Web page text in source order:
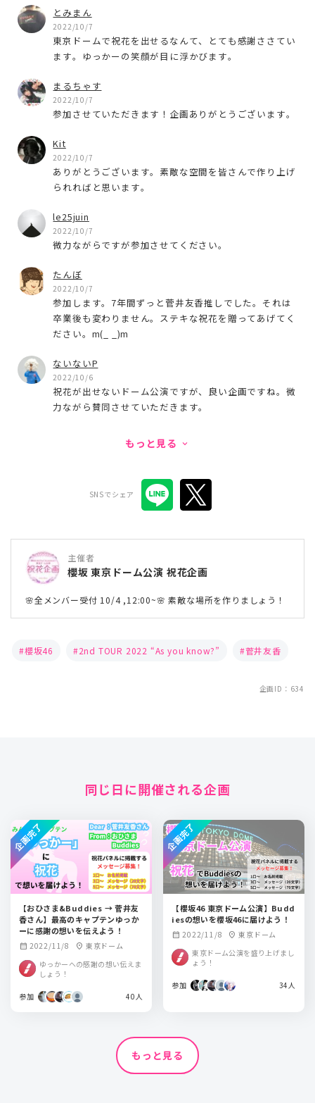
とみまん
2022/10/7
東京ドームで祝花を出せるなんて、とても感謝ささてい
ます。ゆっかーの笑顔が目に浮かびます。
まるちゃす
2022/10/7
参加させていただきます！企画ありがとうございます。
Kit
2022/10/7
ありがとうございます。素敵な空間を皆さんで作り上げ
られればと思います。
le25juin
2022/10/7
微力ながらですが参加させてください。
たんぼ
2022/10/7
参加します。7年間ずっと菅井友香推しでした。それは
卒業後も変わりません。ステキな祝花を贈ってあげてく
ださい。m(_ _)m
ないないP
2022/10/6
祝花が出せないドーム公演ですが、良い企画ですね。微
力ながら賛同させていただきます。
もっと見る keyboard_arrow_down
SNSでシェア
主催者
櫻坂 東京ドーム公演 祝花企画
🌸全メンバー受付 10/4 ,12:00~🌸 素敵な場所を作りましょう！
櫻坂46 2nd TOUR 2022 “As you know?” 菅井友香
企画ID：634
同じ日に開催される企画
【おひさま&Buddies → 菅井友
香さん】最高のキャプテンゆっか
ーに感謝の想いを伝えよう！
calendar_month 2022/11/8 location_on 東京ドーム
ゆっかーへの感謝の想い伝えま
しょう！
参加 40人
企画完了
【櫻坂46 東京ドーム公演】Budd
iesの想いを櫻坂46に届けよう！
calendar_month 2022/11/8 location_on 東京ドーム
東京ドーム公演を盛り上げまし
ょう！
参加 34人
企画完了
もっと見る